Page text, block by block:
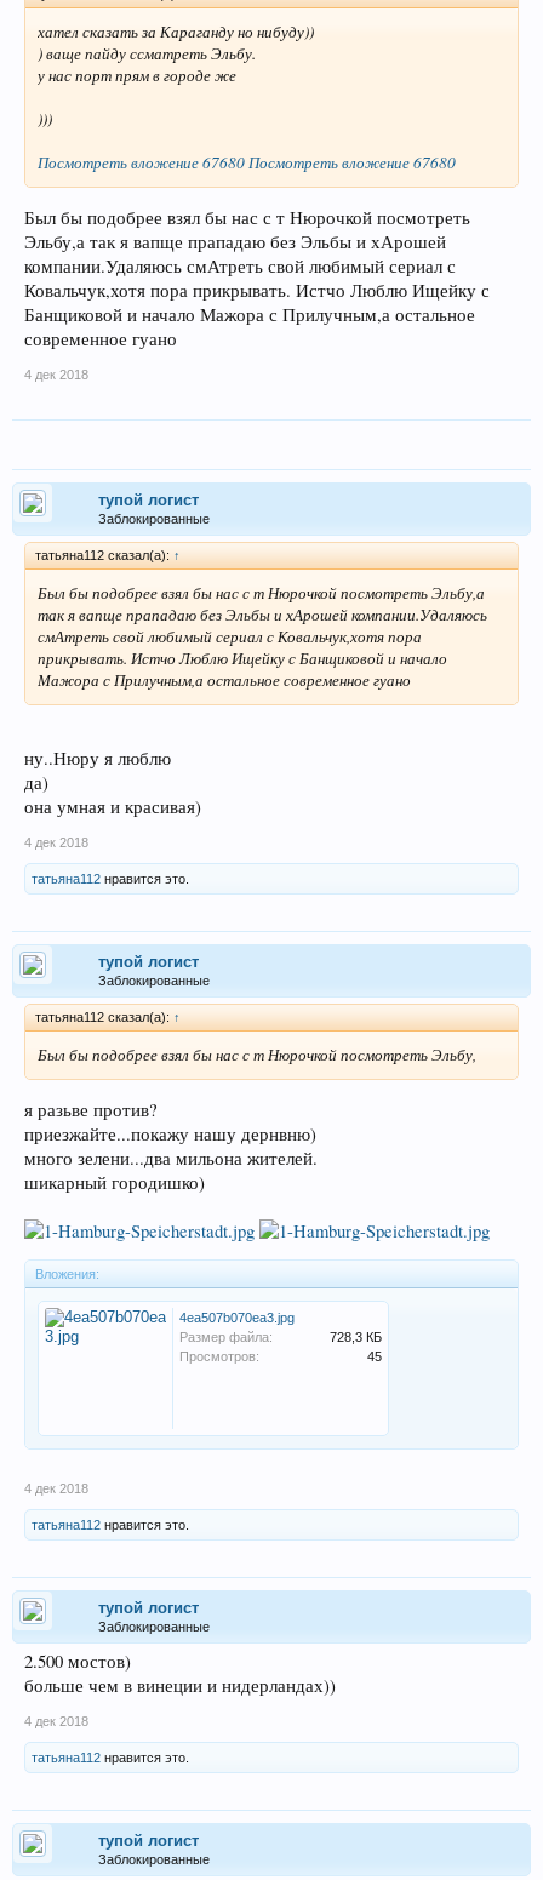
хател сказать за Караганду но нибуду))
) ваще пайду ссматреть Эльбу.
у нас порт прям в городе же
)))
Посмотреть вложение 67680Посмотреть вложение 67680
Был бы подобрее взял бы нас с т Нюрочкой посмотреть
Эльбу,а так я вапще прападаю без Эльбы и хАрошей
компании.Удаляюсь смАтреть свой любимый сериал с
Ковальчук,хотя пора прикрывать. Истчо Люблю Ищейку с
Банщиковой и начало Мажора с Прилучным,а остальное
современное гуано
4 дек 2018
тупой логист
Заблокированные
татьяна112 сказал(а): ↑
Был бы подобрее взял бы нас с т Нюрочкой посмотреть Эльбу,а
так я вапще прападаю без Эльбы и хАрошей компании.Удаляюсь
смАтреть свой любимый сериал с Ковальчук,хотя пора
прикрывать. Истчо Люблю Ищейку с Банщиковой и начало
Мажора с Прилучным,а остальное современное гуано
ну..Нюру я люблю
да)
она умная и красивая)
4 дек 2018
татьяна112 нравится это.
тупой логист
Заблокированные
татьяна112 сказал(а): ↑
Был бы подобрее взял бы нас с т Нюрочкой посмотреть Эльбу,
я разьве против?
приезжайте...покажу нашу дернвню)
много зелени...два мильона жителей.
шикарный городишко)
Вложения:
4ea507b070ea3.jpg
Размер файла:
728,3 КБ
Просмотров:
45
4 дек 2018
татьяна112 нравится это.
тупой логист
Заблокированные
2.500 мостов)
больше чем в винеции и нидерландах))
4 дек 2018
татьяна112 нравится это.
тупой логист
Заблокированные